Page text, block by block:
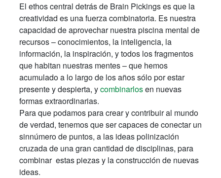
El ethos central detrás de Brain Pickings es que la
creatividad es una fuerza combinatoria. Es nuestra
capacidad de aprovechar nuestra piscina mental de
recursos – conocimientos, la inteligencia, la
información, la inspiración, y todos los fragmentos
que habitan nuestras mentes – que hemos
acumulado a lo largo de los años sólo por estar
presente y despierta, ycombinarlosen nuevas
formas extraordinarias.
Para que podamos para crear y contribuir al mundo
de verdad, tenemos que ser capaces de conectar un
sinnúmero de puntos, a las ideas polinización
cruzada de una gran cantidad de disciplinas, para
combinar estas piezas y la construcción de nuevas
ideas.